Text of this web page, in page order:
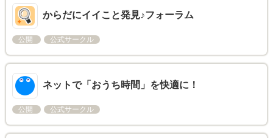
からだにイイこと発見♪フォーラム
公開 公式サークル
ネットで「おうち時間」を快適に！
公開 公式サークル